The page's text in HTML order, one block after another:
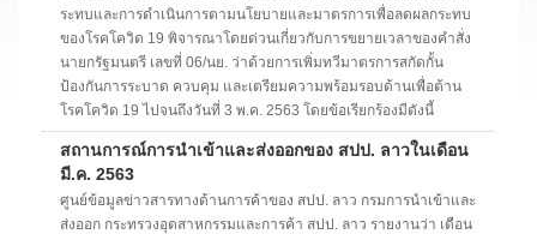
ระทบและการดำเนินการตามนโยบายและมาตรการเพื่อลดผลกระทบ
ของโรคโควิด 19 พิจารณาโดยด่วนเกี่ยวกับการขยายเวลาของคำสั่ง
นายกรัฐมนตรี เลขที่ 06/นย. ว่าด้วยการเพิ่มทวีมาตรการสกัดกั้น
ป้องกันการระบาด ควบคุม และเตรียมความพร้อมรอบด้านเพื่อต้าน
โรคโควิด 19 ไปจนถึงวันที่ 3 พ.ค. 2563 โดยข้อเรียกร้องมีดังนี้
สถานการณ์การนำเข้าและส่งออกของ สปป. ลาวในเดือน
มี.ค. 2563
ศูนย์ข้อมูลข่าวสารทางด้านการค้าของ สปป. ลาว กรมการนำเข้าและ
ส่งออก กระทรวงอุตสาหกรรมและการค้า สปป. ลาว รายงานว่า เดือน